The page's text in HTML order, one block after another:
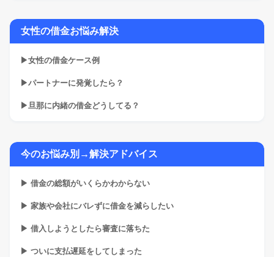
女性の借金お悩み解決
▶女性の借金ケース例
▶パートナーに発覚したら？
▶旦那に内緒の借金どうしてる？
今のお悩み別→解決アドバイス
▶ 借金の総額がいくらかわからない
▶ 家族や会社にバレずに借金を減らしたい
▶ 借入しようとしたら審査に落ちた
▶ ついに支払遅延をしてしまった